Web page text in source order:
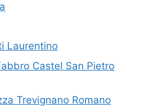
Laurentino
Castel San Pietro
Trevignano Romano